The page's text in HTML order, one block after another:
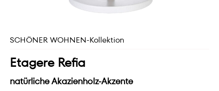
SCHÖNER WOHNEN-Kollektion
Etagere Refia
natürliche Akazienholz-Akzente